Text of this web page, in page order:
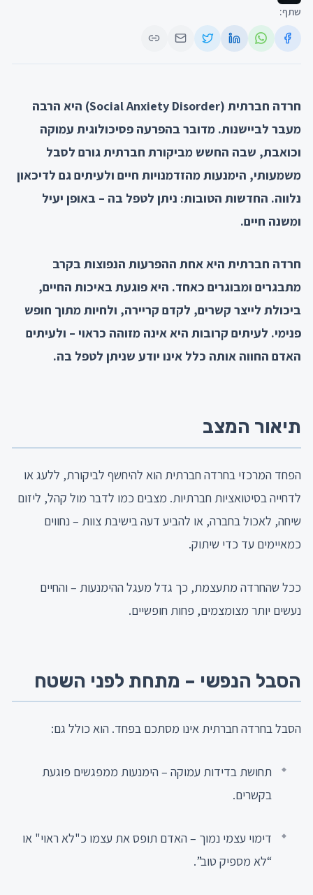
שתף:
חרדה חברתית (Social Anxiety Disorder) היא הרבה
מעבר לביישנות. מדובר בהפרעה פסיכולוגית עמוקה
וכואבת, שבה החשש מביקורת חברתית גורם לסבל
משמעותי, הימנעות מהזדמנויות חיים ולעיתים גם לדיכאון
נלווה. החדשות הטובות: ניתן לטפל בה – באופן יעיל
ומשנה חיים.
חרדה חברתית היא אחת ההפרעות הנפוצות בקרב
מתבגרים ומבוגרים כאחד. היא פוגעת באיכות החיים,
ביכולת לייצר קשרים, לקדם קריירה, ולחיות מתוך חופש
פנימי. לעיתים קרובות היא אינה מזוהה כראוי – ולעיתים
האדם החווה אותה כלל אינו יודע שניתן לטפל בה.
תיאור המצב
הפחד המרכזי בחרדה חברתית הוא להיחשף לביקורת, ללעג או
לדחייה בסיטואציות חברתיות. מצבים כמו לדבר מול קהל, ליזום
שיחה, לאכול בחברה, או להביע דעה בישיבת צוות – נחווים
כמאיימים עד כדי שיתוק.
ככל שהחרדה מתעצמת, כך גדל מעגל ההימנעות – והחיים
נעשים יותר מצומצמים, פחות חופשיים.
הסבל הנפשי – מתחת לפני השטח
הסבל בחרדה חברתית אינו מסתכם בפחד. הוא כולל גם:
תחושת בדידות עמוקה – הימנעות ממפגשים פוגעת
בקשרים.
דימוי עצמי נמוך – האדם תופס את עצמו כ"לא ראוי" או
“לא מספיק טוב”.